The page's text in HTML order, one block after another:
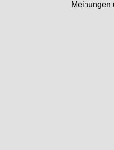
Meinungen